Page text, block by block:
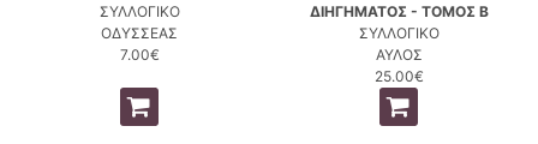
ΣΥΛΛΟΓΙΚΟ
ΟΔΥΣΣΕΑΣ
7.00€
ΔΙΗΓΗΜΑΤΟΣ - ΤΟΜΟΣ Β
ΣΥΛΛΟΓΙΚΟ
ΑΥΛΟΣ
25.00€